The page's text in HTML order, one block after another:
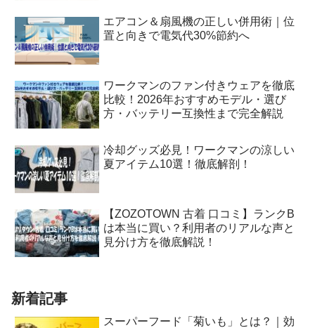
エアコン＆扇風機の正しい併用術｜位
置と向きで電気代30%節約へ
ワークマンのファン付きウェアを徹底
比較！2026年おすすめモデル・選び
方・バッテリー互換性まで完全解説
冷却グッズ必見！ワークマンの涼しい
夏アイテム10選！徹底解剖！
【ZOZOTOWN 古着 口コミ】ランクB
は本当に買い？利用者のリアルな声と
見分け方を徹底解説！
新着記事
スーパーフード「菊いも」とは？｜効